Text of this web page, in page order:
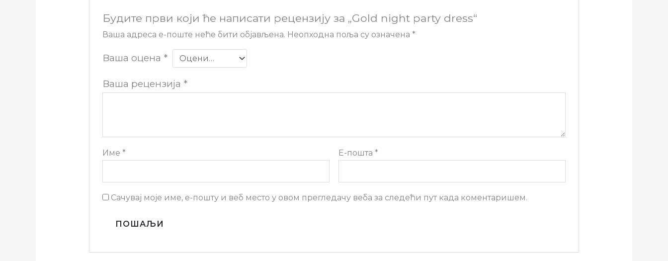
Будите први који ће написати рецензију за „Gold night party dress“
Ваша адреса е-поште неће бити објављена. Неопходна поља су означена*
Ваша оцена *
Ваша рецензија *
Име* Е-пошта*
Сачувај моје име, е-пошту и веб место у овом прегледачу веба за следећи пут када коментаришем.